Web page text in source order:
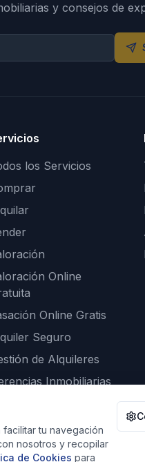
y consejos de
los Servicios
Online
Online Gratis
Seguro
de Alquileres
Inmobiliarias
tu navegación
nosotros y recopilar
de Cookies para